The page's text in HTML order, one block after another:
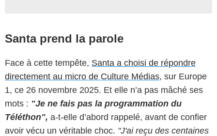
Santa prend la parole
Face à cette tempête, Santa a choisi de répondre
directement au micro de Culture Médias, sur Europe
1, ce 26 novembre 2025. Et elle n’a pas mâché ses
mots : "Je ne fais pas la programmation du
Téléthon", a-t-elle d’abord rappelé, avant de confier
avoir vécu un véritable choc. "J'ai reçu des centaines